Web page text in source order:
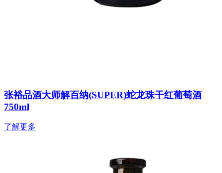
张裕品酒大师解百纳(SUPER)蛇龙珠干红葡萄酒
750ml
了解更多